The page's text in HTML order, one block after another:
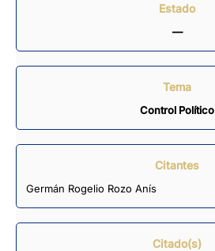
Estado
—
Tema
Control Político
Citantes
Germán Rogelio Rozo Anís
Citado(s)